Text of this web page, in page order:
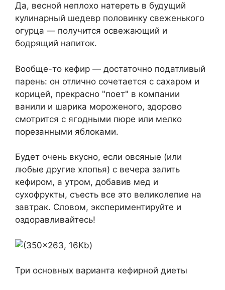
Да, весной неплохо натереть в будущий
кулинарный шедевр половинку свеженького
огурца — получится освежающий и
бодрящий напиток.
Вообще-то кефир — достаточно податливый
парень: он отлично сочетается с сахаром и
корицей, прекрасно "поет" в компании
ванили и шарика мороженого, здорово
смотрится с ягодными пюре или мелко
порезанными яблоками.
Будет очень вкусно, если овсяные (или
любые другие хлопья) с вечера залить
кефиром, а утром, добавив мед и
сухофрукты, съесть все это великолепие на
завтрак. Словом, экспериментируйте и
оздоравливайтесь!
Три основных варианта кефирной диеты